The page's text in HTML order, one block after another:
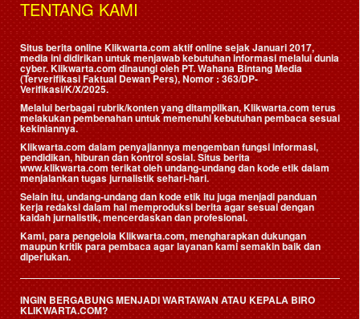
TENTANG KAMI
Situs berita online Klikwarta.com aktif online sejak Januari 2017,
media ini didirikan untuk menjawab kebutuhan informasi melalui dunia
cyber. Klikwarta.com dinaungi oleh PT. Wahana Bintang Media
(Terverifikasi Faktual Dewan Pers), Nomor : 363/DP-
Verifikasi/K/X/2025.
Melalui berbagai rubrik/konten yang ditampilkan, Klikwarta.com terus
melakukan pembenahan untuk memenuhi kebutuhan pembaca sesuai
kekiniannya.
Klikwarta.com dalam penyajiannya mengemban fungsi informasi,
pendidikan, hiburan dan kontrol sosial. Situs berita
www.klikwarta.com terikat oleh undang-undang dan kode etik dalam
menjalankan tugas jurnalistik sehari-hari.
Selain itu, undang-undang dan kode etik itu juga menjadi panduan
kerja redaksi dalam hal memproduksi berita agar sesuai dengan
kaidah jurnalistik, mencerdaskan dan profesional.
Kami, para pengelola Klikwarta.com, mengharapkan dukungan
maupun kritik para pembaca agar layanan kami semakin baik dan
diperlukan.
INGIN BERGABUNG MENJADI WARTAWAN ATAU KEPALA BIRO
KLIKWARTA.COM?